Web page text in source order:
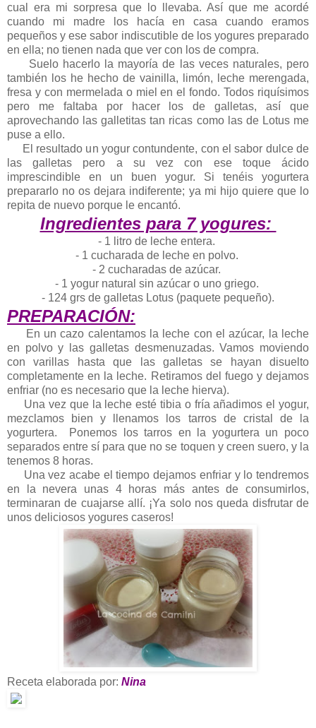
cual era mi sorpresa que lo llevaba. Así que me acordé
cuando mi madre los hacía en casa cuando eramos
pequeños y ese sabor indiscutible de los yogures preparado
en ella; no tienen nada que ver con los de compra.
Suelo hacerlo la mayoría de las veces naturales, pero
también los he hecho de vainilla, limón, leche merengada,
fresa y con mermelada o miel en el fondo. Todos riquísimos
pero me faltaba por hacer los de galletas, así que
aprovechando las galletitas tan ricas como las de Lotus me
puse a ello.
El resultado un yogur contundente, con el sabor dulce de
las galletas pero a su vez con ese toque ácido
imprescindible en un buen yogur. Si tenéis yogurtera
prepararlo no os dejara indiferente; ya mi hijo quiere que lo
repita de nuevo porque le encantó.
Ingredientes para 7 yogures:
- 1 litro de leche entera.
- 1 cucharada de leche en polvo.
- 2 cucharadas de azúcar.
- 1 yogur natural sin azúcar o uno griego.
- 124 grs de galletas Lotus (paquete pequeño).
PREPARACIÓN:
En un cazo calentamos la leche con el azúcar, la leche
en polvo y las galletas desmenuzadas. Vamos moviendo
con varillas hasta que las galletas se hayan disuelto
completamente en la leche. Retiramos del fuego y dejamos
enfriar (no es necesario que la leche hierva).
Una vez que la leche esté tibia o fría añadimos el yogur,
mezclamos bien y llenamos los tarros de cristal de la
yogurtera. Ponemos los tarros en la yogurtera un poco
separados entre sí para que no se toquen y creen suero, y la
tenemos 8 horas.
Una vez acabe el tiempo dejamos enfriar y lo tendremos
en la nevera unas 4 horas más antes de consumirlos,
terminaran de cuajarse allí. ¡Ya solo nos queda disfrutar de
unos deliciosos yogures caseros!
Receta elaborada por: Nina